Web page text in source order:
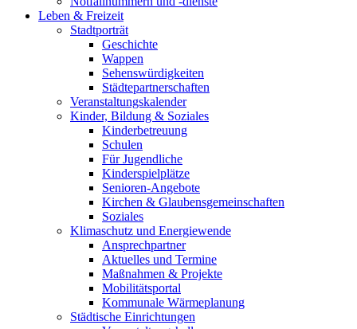
Leben & Freizeit
Stadtporträt
Geschichte
Wappen
Sehenswürdigkeiten
Städtepartnerschaften
Veranstaltungskalender
Kinder, Bildung & Soziales
Kinderbetreuung
Schulen
Für Jugendliche
Kinderspielplätze
Senioren-Angebote
Kirchen & Glaubensgemeinschaften
Soziales
Klimaschutz und Energiewende
Ansprechpartner
Aktuelles und Termine
Maßnahmen & Projekte
Mobilitätsportal
Kommunale Wärmeplanung
Städtische Einrichtungen